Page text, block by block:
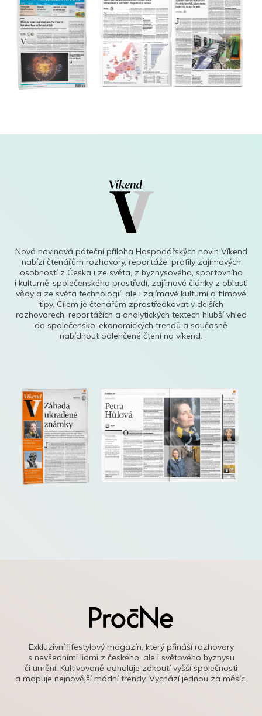
Nová novinová páteční příloha Hospodářských novin Víkend
nabízí čtenářům rozhovory, reportáže, profily zajímavých
osobností z Česka i ze světa, z byznysového, sportovního
i kulturně-společenského prostředí, zajímavé články z oblasti
vědy a ze světa technologií, ale i zajímavé kulturní a filmové
tipy. Cílem je čtenářům zprostředkovat v delších
rozhovorech, reportážích a analytických textech hlubší vhled
do společensko-ekonomických trendů a současně
nabídnout odlehčené čtení na víkend.
Exkluzivní lifestylový magazín, který přináší rozhovory
s nevšedními lidmi z českého, ale i světového byznysu
či umění. Kultivovaně odhaluje zákoutí vyšší společnosti
a mapuje nejnovější módní trendy. Vychází jednou za měsíc.